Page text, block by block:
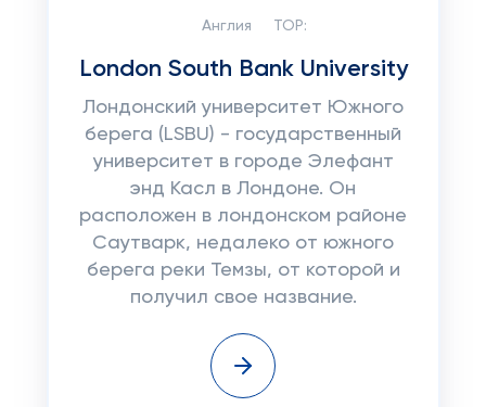
Англия TOP:
London South Bank University
Лондонский университет Южного
берега (LSBU) - государственный
университет в городе Элефант
энд Касл в Лондоне. Он
расположен в лондонском районе
Саутварк, недалеко от южного
берега реки Темзы, от которой и
получил свое название.